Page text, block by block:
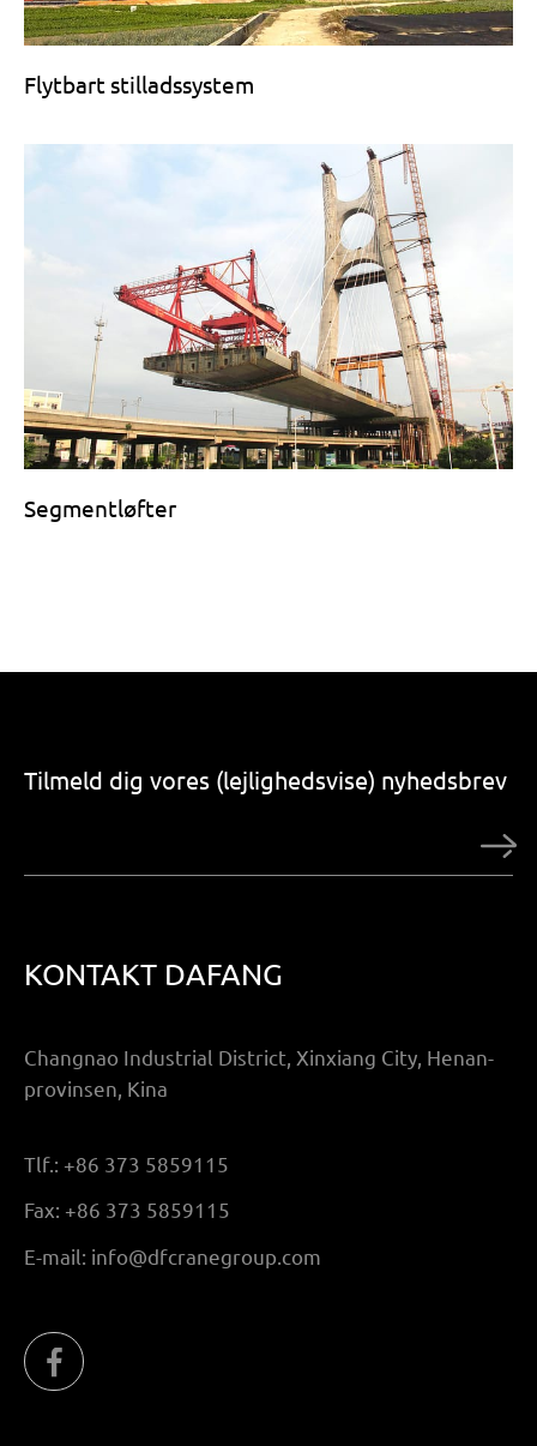
Flytbart stilladssystem
Segmentløfter
Tilmeld dig vores (lejlighedsvise) nyhedsbrev
KONTAKT DAFANG
Changnao Industrial District, Xinxiang City, Henan-
provinsen, Kina
Tlf.: +86 373 5859115
Fax: +86 373 5859115
E-mail: info@dfcranegroup.com